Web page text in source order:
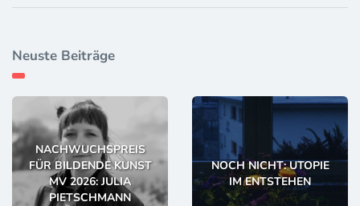
Neuste Beiträge
NACHWUCHSPREIS
FÜR BILDENDE KUNST
MV 2026: JULIA
PIETSCHMANN
NOCH NICHT: UTOPIE
IM ENTSTEHEN